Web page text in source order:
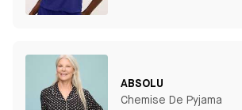
ABSOLU
Chemise De Pyjama